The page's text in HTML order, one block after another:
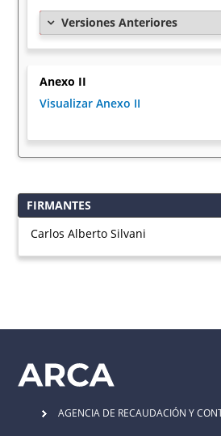
Versiones Anteriores
Anexo II
Visualizar Anexo II
FIRMANTES
Carlos Alberto Silvani
AGENCIA DE RECAUDACIÓN Y